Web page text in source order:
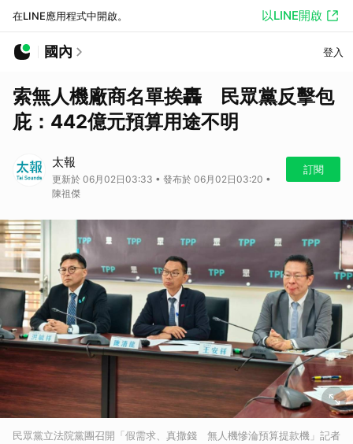
在LINE應用程式中開啟。 以LINE開啟
國內 登入
索無人機廠商名單挨轟 民眾黨反擊包
庇：442億元預算用途不明
太報
更新於 06月02日03:33 • 發布於 06月02日03:20 •
陳祖傑
訂閱
民眾黨立法院黨團召開「假需求、真撒錢 無人機慘淪預算提款機」記者